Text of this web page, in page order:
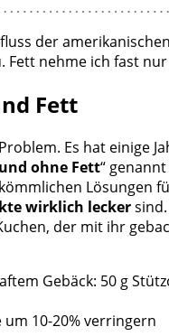
der
nehme ich fast
Fett
Es hat einige
ohne Fett“
Lösungen
wirklich lecker
der mit ihr
Gebäck: 50 g
um 10-20% verringern